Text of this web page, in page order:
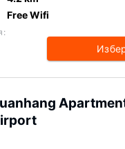
Free Wifi